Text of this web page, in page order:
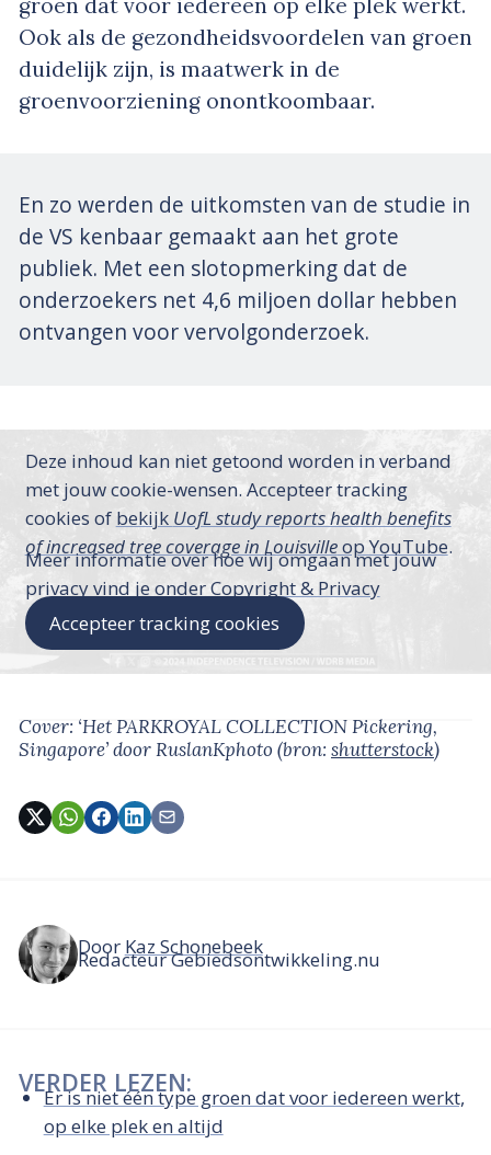
groen dat voor iedereen op elke plek werkt.
Ook als de gezondheidsvoordelen van groen
duidelijk zijn, is maatwerk in de
groenvoorziening onontkoombaar.
En zo werden de uitkomsten van de studie in
de VS kenbaar gemaakt aan het grote
publiek. Met een slotopmerking dat de
onderzoekers net 4,6 miljoen dollar hebben
ontvangen voor vervolgonderzoek.
Deze inhoud kan niet getoond worden in verband
met jouw cookie-wensen. Accepteer tracking
cookies of bekijk UofL study reports health benefits
of increased tree coverage in Louisvilleop YouTube.
Meer informatie over hoe wij omgaan met jouw
privacy vind je onderCopyright & Privacy
Accepteer tracking cookies
Cover: ‘Het PARKROYAL COLLECTION Pickering,
Singapore’door RuslanKphoto (bron: shutterstock)
Door Kaz Schonebeek
Redacteur Gebiedsontwikkeling.nu
VERDER LEZEN:
Er is niet één type groen dat voor iedereen werkt,
op elke plek en altijd